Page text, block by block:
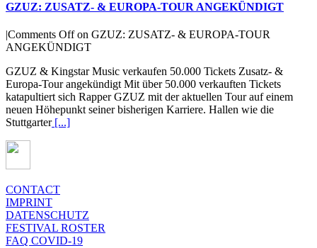
GZUZ: ZUSATZ- & EUROPA-TOUR ANGEKÜNDIGT
|Comments Offon GZUZ: ZUSATZ- & EUROPA-TOUR
ANGEKÜNDIGT
GZUZ & Kingstar Music verkaufen 50.000 Tickets Zusatz- &
Europa-Tour angekündigt Mit über 50.000 verkauften Tickets
katapultiert sich Rapper GZUZ mit der aktuellen Tour auf einem
neuen Höhepunkt seiner bisherigen Karriere. Hallen wie die
Stuttgarter[...]
CONTACT
IMPRINT
DATENSCHUTZ
FESTIVAL ROSTER
FAQ COVID-19